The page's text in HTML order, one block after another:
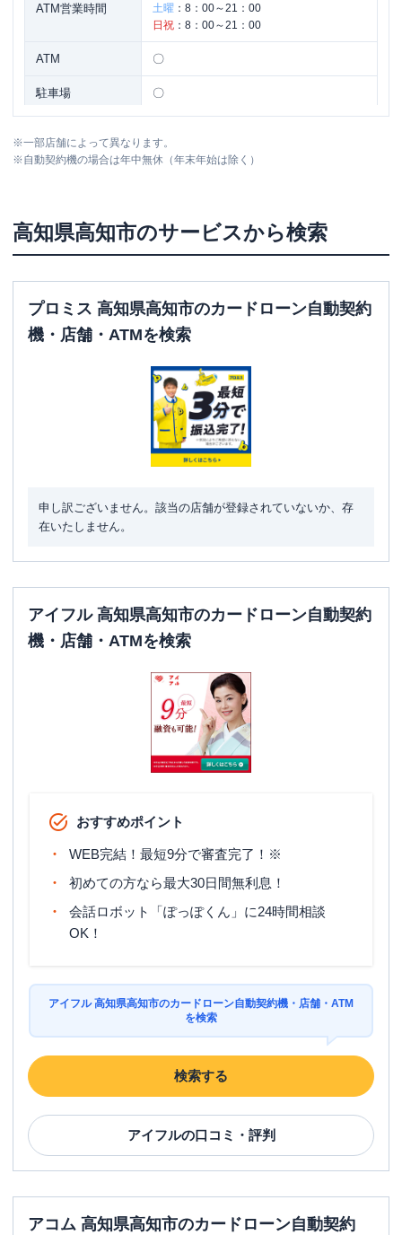
ATM営業時間
土曜 ： 8：00～21：00
日祝 ： 8：00～21：00
ATM 〇
駐車場 〇
※一部店舗によって異なります。
※自動契約機の場合は年中無休（年末年始は除く）
高知県高知市のサービスから検索
プロミス 高知県高知市のカードローン自動契約
機・店舗・ATMを検索
申し訳ございません。該当の店舗が登録されていないか、存
在いたしません。
アイフル 高知県高知市のカードローン自動契約
機・店舗・ATMを検索
おすすめポイント
WEB完結！最短9分で審査完了！※
初めての方なら最大30日間無利息！
会話ロボット「ぽっぽくん」に24時間相談
OK！
アイフル 高知県高知市のカードローン自動契約機・店舗・ATM
を検索
検索する
アイフルの口コミ・評判
アコム 高知県高知市のカードローン自動契約